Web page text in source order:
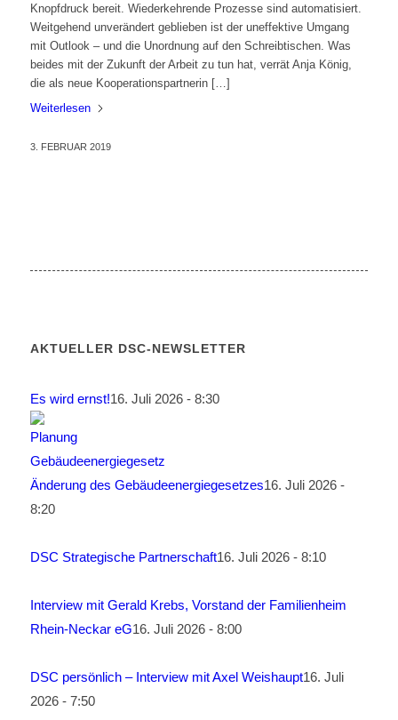
Knopfdruck bereit. Wiederkehrende Prozesse sind automatisiert.
Weitgehend unverändert geblieben ist der uneffektive Umgang
mit Outlook – und die Unordnung auf den Schreibtischen. Was
beides mit der Zukunft der Arbeit zu tun hat, verrät Anja König,
die als neue Kooperationspartnerin […]
Weiterlesen
3. FEBRUAR 2019
AKTUELLER DSC-NEWSLETTER
Es wird ernst!16. Juli 2026 - 8:30
Änderung des Gebäudeenergiegesetzes16. Juli 2026 -
8:20
DSC Strategische Partnerschaft16. Juli 2026 - 8:10
Interview mit Gerald Krebs, Vorstand der Familienheim
Rhein-Neckar eG16. Juli 2026 - 8:00
DSC persönlich – Interview mit Axel Weishaupt16. Juli
2026 - 7:50